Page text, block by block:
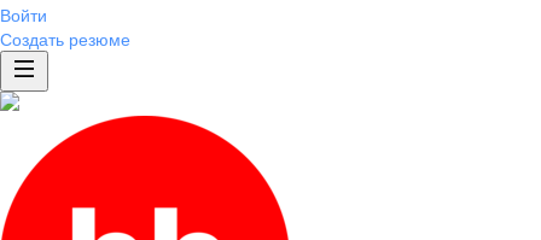
Войти
Создать резюме